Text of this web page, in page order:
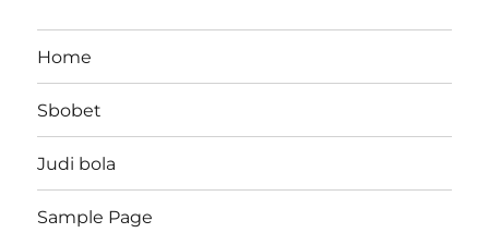
Home
Sbobet
Judi bola
Sample Page